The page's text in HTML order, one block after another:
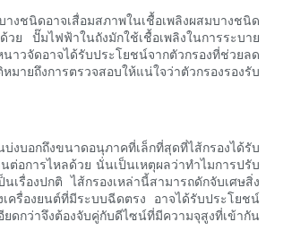
งชนิดอาจเสื่อมสภาพในเชื้อเพลิงผสมบางชนิด
ย ปั๊มไฟฟ้าในถังมักใช้เชื้อเพลิงในการระบาย
วจัดอาจได้รับประโยชน์จากตัวกรองที่ช่วยลด
ยถึงการตรวจสอบให้แน่ใจว่าตัวกรองรองรับ
งบอกถึงขนาดอนุภาคที่เล็กที่สุดที่ไส้กรองได้รับ
อการไหลด้วย นั่นเป็นเหตุผลว่าทำไมการปรับ
รื่องปกติ ไส้กรองเหล่านี้สามารถดักจับเศษสิ่ง
ครื่องยนต์ที่มีระบบฉีดตรง อาจได้รับประโยชน์
ดกว่าจึงต้องจับคู่กับดีไซน์ที่มีความจุสูงที่เข้ากัน